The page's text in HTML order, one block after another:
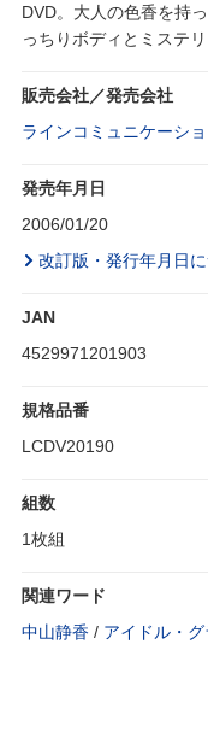
DVD。大人の色香を持
っちりボディとミステ
販売会社／発売会社
ラインコミュニケーシ
発売年月日
2006/01/20
改訂版・発行年月日
JAN
4529971201903
規格品番
LCDV20190
組数
1枚組
関連ワード
中山静香 / アイドル・グ